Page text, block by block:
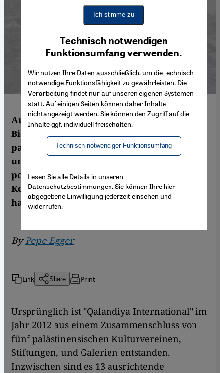
Auch die zweite "Qalandiya International"-
Biennale beweist, dass in den
palästinensischen Autonomiegebieten
unangepasste Kunst möglich ist – allen
politischen Widrigkeiten und gewaltsamen
Konflikten mit Israel zum Trotz. Pepe Egger
hat sich in Ramallah umgesehen.
ByPepe Egger
Link Share Print
Ursprünglich ist "Qalandiya International" im
Jahr 2012 aus einem Zusammenschluss von
fünf palästinensischen Kulturvereinen,
Stiftungen, und Galerien entstanden.
Inzwischen sind es 13 ausrichtende
Technisch notwendigen
Funktionsumfang verwenden.
Wir nutzen Ihre Daten ausschließlich, um die technisch
notwendige Funktionsfähigkeit zu gewährleisten. Die
Verarbeitung findet nur auf unseren eigenen Systemen
statt. Auf einigen Seiten können daher Inhalte
nichtangezeigt werden. Sie können den Zugriff auf die
Inhalte ggf. individuell freischalten.
Technisch notwendiger Funktionsumfang
Google Maps Embed
Ich stimme zu
Lesen Sie alle Details in unseren
Datenschutzbestimmungen. Sie können Ihre hier
abgegebene Einwilligung jederzeit einsehen und
widerrufen.